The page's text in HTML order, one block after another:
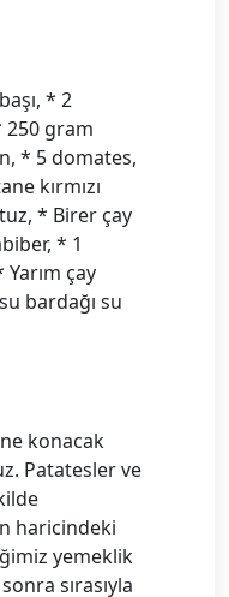
* 2
250 gram
* 5 domates,
kırmızı
tuz, * Birer çay
* 1
Yarım çay
bardağı su
konacak
Patatesler ve
haricindeki
yemeklik
sırasıyla